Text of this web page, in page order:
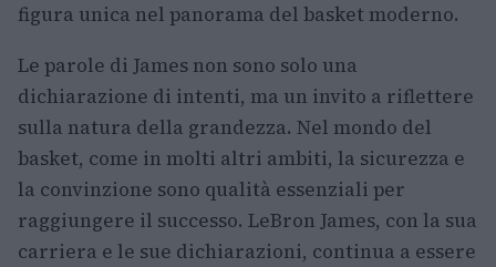
figura unica nel panorama del basket moderno.
Le parole di James non sono solo una
dichiarazione di intenti, ma un invito a riflettere
sulla natura della grandezza. Nel mondo del
basket, come in molti altri ambiti, la sicurezza e
la convinzione sono qualità essenziali per
raggiungere il successo. LeBron James, con la sua
carriera e le sue dichiarazioni, continua a essere